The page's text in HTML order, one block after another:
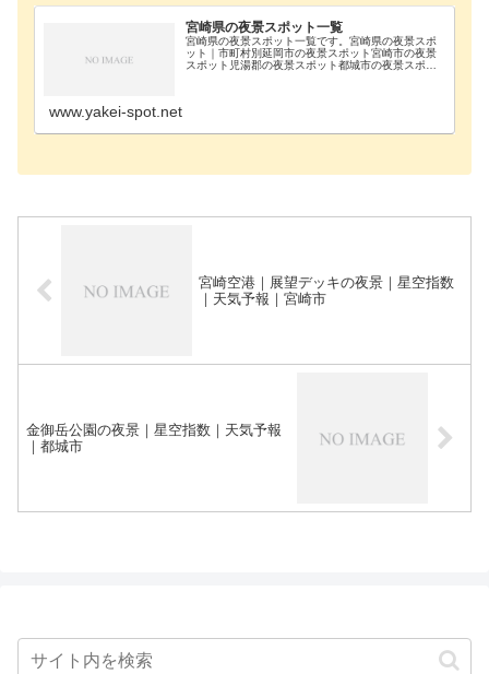
宮崎県の夜景スポット一覧
宮崎県の夜景スポット一覧です。宮崎県の夜景スポ
ット｜市町村別延岡市の夜景スポット宮崎市の夜景
スポット児湯郡の夜景スポット都城市の夜景スポッ
www.yakei-spot.net
宮崎空港｜展望デッキの夜景｜星空指数
｜天気予報｜宮崎市
金御岳公園の夜景｜星空指数｜天気予報
｜都城市